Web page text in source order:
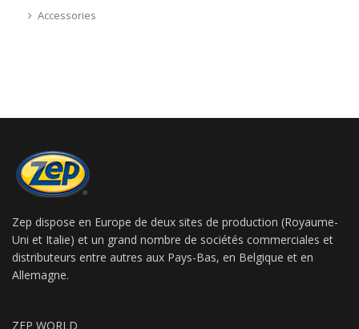
Accessories
Zep dispose en Europe de deux sites de production (Royaume-
Uni et Italie) et un grand nombre de sociétés commerciales et
distributeurs entre autres aux Pays-Bas, en Belgique et en
Allemagne.
ZEP WORLD